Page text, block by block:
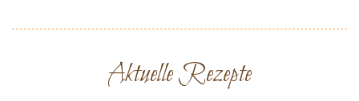
Aktuelle Rezepte